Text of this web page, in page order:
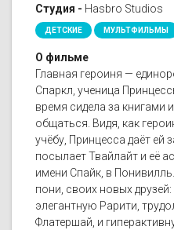
Студия - Hasbro Studios
ДЕТСКИЕ МУЛЬТФИЛЬМЫ
О фильме
Главная героиня —
Спаркл, ученица
время сидела за книгами
общаться. Видя, как
учёбу, Принцесса даёт ей
посылает Твайлайт и её
имени Спайк, в
пони, своих новых
элегантную Рарити,
Флатершай, и